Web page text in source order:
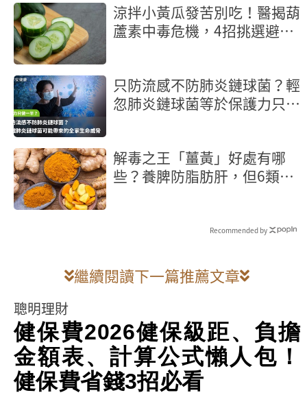
涼拌小黃瓜發苦別吃！醫揭葫
蘆素中毒危機，4招挑選避雷
只防流感不防肺炎鏈球菌？輕
忽肺炎鏈球菌等於保護力只做
解毒之王「薑黃」好處有哪
些？養脾防脂肪肝，但6類人
Recommended by
繼續閱讀下一篇推薦文章
聰明理財
健保費2026健保級距、負擔
金額表、計算公式懶人包！
健保費省錢3招必看